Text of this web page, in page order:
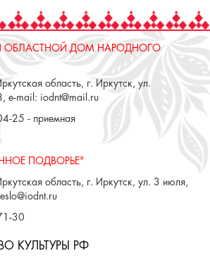
ОБЛАСТНОЙ ДОМ НАРОДНОГО
область, г. Иркутск, ул.
e-mail: iodnt@mail.ru
25 - приемная
ПОДВОРЬЕ"
область, г. Иркутск, ул. 3 июля,
30
КУЛЬТУРЫ РФ